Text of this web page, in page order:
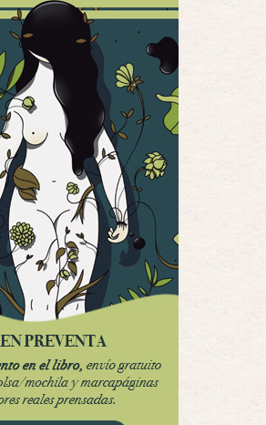
tu cadáver
Interesante cuando avanza, le falta algo d …
tu cadáver
Interesante cuando avanza, le falta algo d …
en castellano, está …